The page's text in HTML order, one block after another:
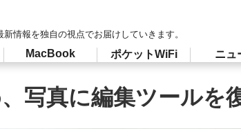
情報を独自の視点でお届けしていきます。
MacBook ポケットWiFi ニュ
写真に編集ツールを